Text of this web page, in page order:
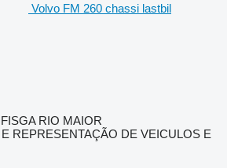
Volvo FM 260 chassi lastbil
RIO MAIOR
REPRESENTAÇÃO DE VEICULOS E